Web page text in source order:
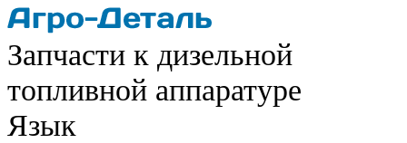
Запчасти к дизельной
топливной аппаратуре
Язык